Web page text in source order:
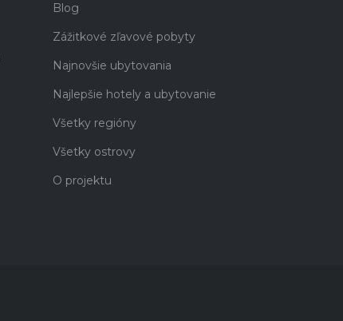
Blog
Zážitkové zľavové pobyty
Najnovšie ubytovania
Najlepšie hotely a ubytovanie
Všetky regióny
Všetky ostrovy
O projektu